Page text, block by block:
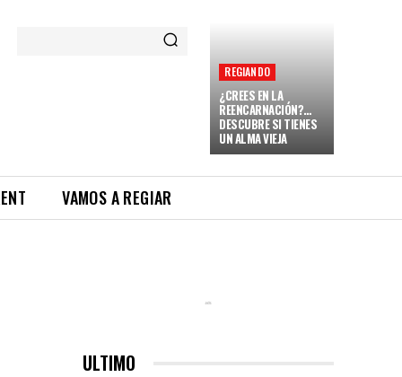
REGIANDO
¿CREES EN LA
REENCARNACIÓN?…
DESCUBRE SI TIENES
UN ALMA VIEJA
VAMOS A REGIAR
ULTIMO